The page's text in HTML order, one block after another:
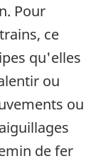
Pour
ce
qu'elles
ou
ou
de fer